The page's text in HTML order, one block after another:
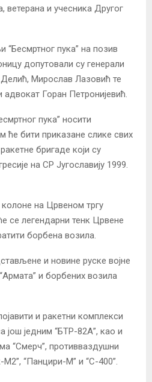
ветерана и учесника Другог
“Бесмртног пука” на позив
допутовали су генерали
Мирослав Лазовић те
Горан Петронијевић.
пука” носити
ће бити приказане слике свих
бригаде који су
на СР Југославију 1999.
на Црвеном тргу
се легендарни тенк Црвене
борбена возила.
и новине руске војне
и борбених возила
и ракетни комплекси
још једним “БТР-82А”, као и
“Смерч”, противваздушни
М2”, “Панцири-М” и “С-400”.